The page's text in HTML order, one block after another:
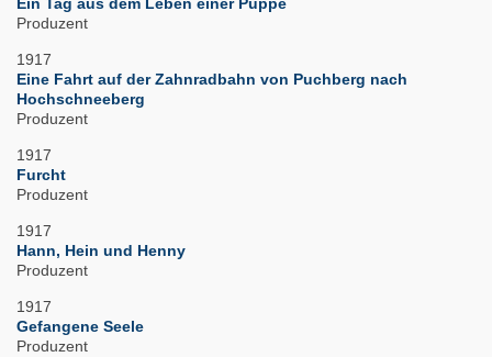
Produzent
1917
Eine Fahrt auf der Zahnradbahn von Puchberg nach
Hochschneeberg
Produzent
1917
Furcht
Produzent
1917
Hann, Hein und Henny
Produzent
1917
Gefangene Seele
Produzent